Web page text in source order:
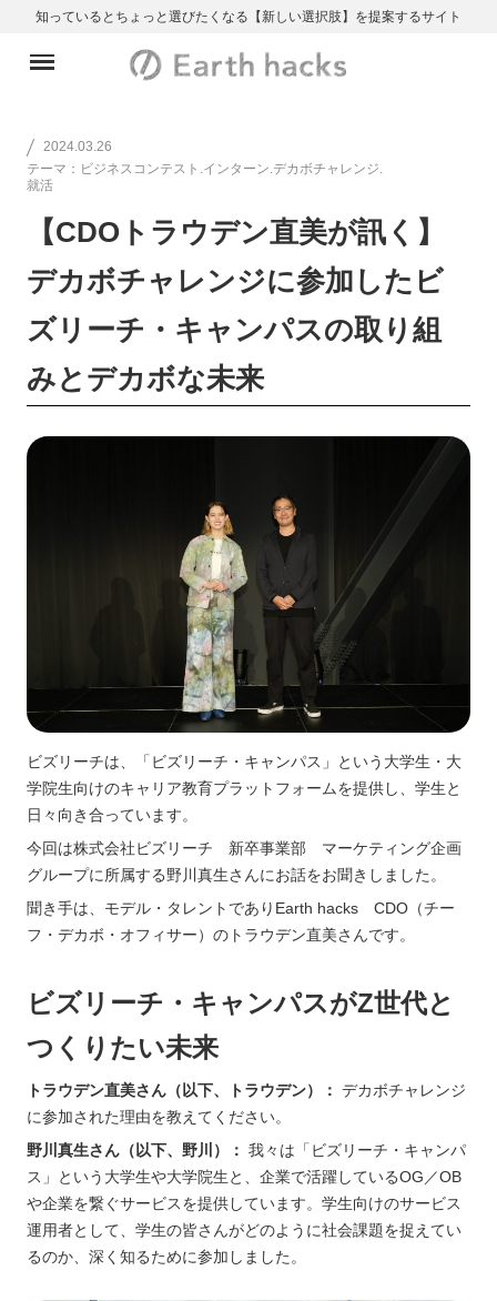
知っているとちょっと選びたくなる【新しい選択肢】を提案するサイト
2024.03.26
テーマ：ビジネスコンテスト.インターン.デカボチャレンジ.
就活
【CDOトラウデン直美が訊く】
デカボチャレンジに参加したビ
ズリーチ・キャンパスの取り組
みとデカボな未来
ビズリーチは、「ビズリーチ・キャンパス」という大学生・大
学院生向けのキャリア教育プラットフォームを提供し、学生と
日々向き合っています。
今回は株式会社ビズリーチ 新卒事業部 マーケティング企画
グループに所属する野川真生さんにお話をお聞きしました。
聞き手は、モデル・タレントでありEarth hacks CDO（チー
フ・デカボ・オフィサー）のトラウデン直美さんです。
ビズリーチ ・キャンパスがZ世代と
つくりたい未来
トラウデン直美さん（以下、トラウデン）： デカボチャレンジ
に参加された理由を教えてください。
野川真生さん（以下、野川）： 我々は「ビズリーチ・キャンパ
ス」という大学生や大学院生と、企業で活躍しているOG／OB
や企業を繋ぐサービスを提供しています。学生向けのサービス
運用者として、学生の皆さんがどのように社会課題を捉えてい
るのか、深く知るために参加しました。